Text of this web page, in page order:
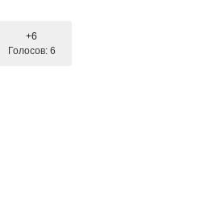
+6
Голосов: 6